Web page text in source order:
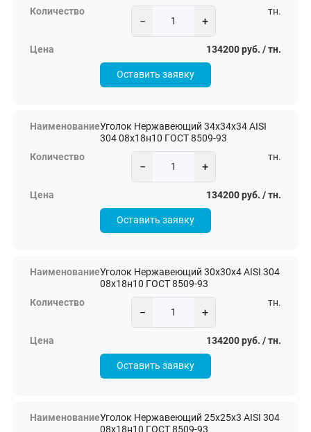
− +
тн.
134200 руб. / тн.
Оставить заявку
Уголок Нержавеющий 34х34х34 AISI
304 08х18н10 ГОСТ 8509-93
− +
тн.
134200 руб. / тн.
Оставить заявку
Уголок Нержавеющий 30х30х4 AISI 304
08х18н10 ГОСТ 8509-93
− +
тн.
134200 руб. / тн.
Оставить заявку
Уголок Нержавеющий 25х25х3 AISI 304